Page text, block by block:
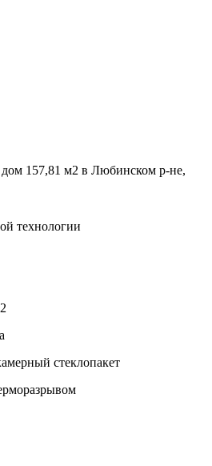
157,81 м2 в Любинском р-не,
технологии
стеклопакет